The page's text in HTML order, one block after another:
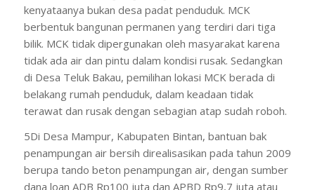
kenyataanya bukan desa padat penduduk. MCK
berbentuk bangunan permanen yang terdiri dari tiga
bilik. MCK tidak dipergunakan oleh masyarakat karena
tidak ada air dan pintu dalam kondisi rusak. Sedangkan
di Desa Teluk Bakau, pemilihan lokasi MCK berada di
belakang rumah penduduk, dalam keadaan tidak
terawat dan rusak dengan sebagian atap sudah roboh.
5Di Desa Mampur, Kabupaten Bintan, bantuan bak
penampungan air bersih direalisasikan pada tahun 2009
berupa tando beton penampungan air, dengan sumber
dana loan ADB Rp100 juta dan APBD Rp9,7 juta atau